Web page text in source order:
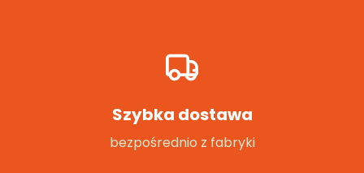
Szybka dostawa
bezpośrednio z fabryki